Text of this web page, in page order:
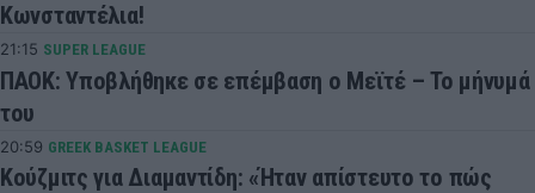
Κωνσταντέλια!
21:15 SUPER LEAGUE
ΠΑΟΚ: Υποβλήθηκε σε επέμβαση ο Μεϊτέ – Το μήνυμά
του
20:59 GREEK BASKET LEAGUE
Κούζμιτς για Διαμαντίδη: «Ήταν απίστευτο το πώς